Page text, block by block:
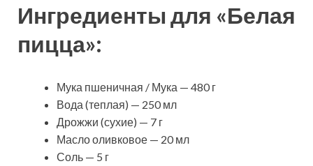
Ингредиенты для «Белая
пицца»:
Мука пшеничная / Мука — 480 г
Вода (теплая) — 250 мл
Дрожжи (сухие) — 7 г
Масло оливковое — 20 мл
Соль — 5 г